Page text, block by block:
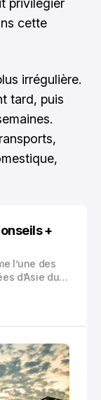
privilégier
cette
irrégulière.
tard, puis
+
l’une des
d’Asie du
de Sapa,